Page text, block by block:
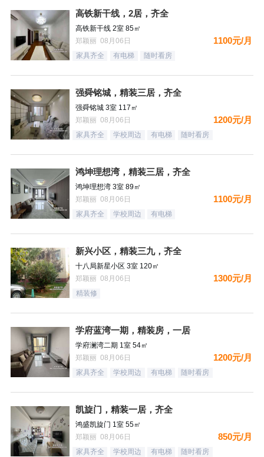
高铁新干线，2居，齐全
高铁新干线 2室 85㎡
郑颖丽 08月06日
1100元/月
家具齐全 有电梯 随时看房
强舜铭城，精装三居，齐全
强舜铭城 3室 117㎡
郑颖丽 08月06日
1200元/月
家具齐全 学校周边 有电梯 随时看房
鸿坤理想湾，精装三居，齐全
鸿坤理想湾 3室 89㎡
郑颖丽 08月06日
1100元/月
家具齐全 学校周边 有电梯
新兴小区，精装三九，齐全
十八局新星小区 3室 120㎡
郑颖丽 08月06日
1300元/月
精装修
学府蓝湾一期，精装房，一居
学府澜湾二期 1室 54㎡
郑颖丽 08月06日
1200元/月
家具齐全 学校周边 有电梯 随时看房
凯旋门，精装一居，齐全
鸿盛凯旋门 1室 55㎡
郑颖丽 08月06日
850元/月
家具齐全 学校周边 有电梯 随时看房